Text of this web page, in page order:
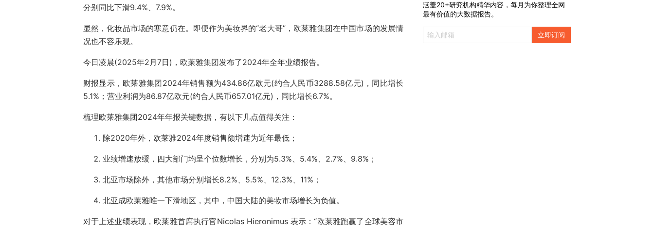
分别同比下滑9.4%、7.9%。
显然，化妆品市场的寒意仍在。即便作为美妆界的“老大哥”，欧莱雅集团在中国市场的发展情
况也不容乐观。
今日凌晨(2025年2月7日)，欧莱雅集团发布了2024年全年业绩报告。
财报显示，欧莱雅集团2024年销售额为434.86亿欧元(约合人民币3288.58亿元)，同比增长
5.1%；营业利润为86.87亿欧元(约合人民币657.01亿元)，同比增长6.7%。
梳理欧莱雅集团2024年年报关键数据，有以下几点值得关注：
除2020年外，欧莱雅2024年度销售额增速为近年最低；
业绩增速放缓，四大部门均呈个位数增长，分别为5.3%、5.4%、2.7%、9.8%；
北亚市场除外，其他市场分别增长8.2%、5.5%、12.3%、11%；
北亚成欧莱雅唯一下滑地区，其中，中国大陆的美妆市场增长为负值。
对于上述业绩表现，欧莱雅首席执行官Nicolas Hieronimus 表示：“欧莱雅跑赢了全球美容市
涵盖20+研究机构精华内容，每月为你整理全网
最有价值的大数据报告。
立即订阅